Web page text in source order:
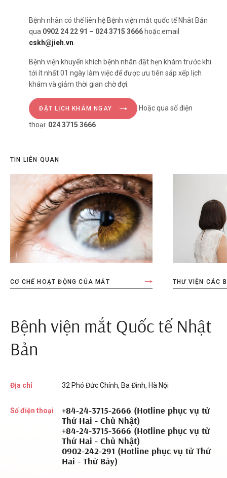
Bệnh nhân có thể liên hệ Bệnh viện mắt quốc tế Nhât Bản
qua 0902 24 22 91 – 024 3715 3666 hoặc email
cskh@jieh.vn
Bệnh viện khuyến khích bệnh nhân đặt hẹn khám trước khi
tới ít nhất 01 ngày làm việc để được ưu tiên sắp xếp lịch
khám và giảm thời gian chờ đợi.
ĐẶT LỊCH KHÁM NGAY Hoặc qua số điện
thoại: 024 3715 3666
TIN LIÊN QUAN
CƠ CHẾ HOẠT ĐỘNG CỦA MẮT THƯ VIỆN CÁC
Bệnh viện mắt Quốc tế Nhật
Bản
Địa chỉ 32 Phó Đức Chính, Ba Đình, Hà Nội
Số điện thoại
+84-24-3715-2666 (Hotline phục vụ từ
Thứ Hai - Chủ Nhật)
+84-24-3715-3666 (Hotline phục vụ từ
Thứ Hai - Chủ Nhật)
0902-242-291 (Hotline phục vụ từ Thứ
Hai - Thứ Bảy)